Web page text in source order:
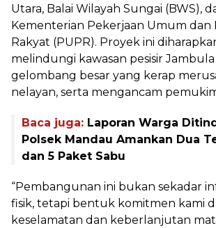
Utara, Balai Wilayah Sungai (BWS),
Kementerian Pekerjaan Umum dan
Rakyat (PUPR). Proyek ini
melindungi kawasan pesisir
gelombang besar yang kerap
nelayan, serta mengancam
Baca juga: Laporan Warga
Polsek Mandau Amankan Dua
dan 5 Paket Sabu
“Pembangunan ini bukan sekadar
fisik, tetapi bentuk komitmen kami
keselamatan dan keberlanjutan